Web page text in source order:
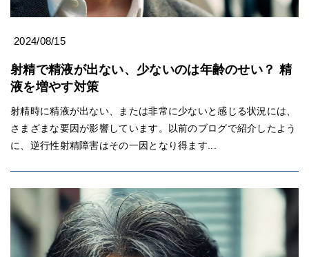
2024/08/15
射精で精液が出ない、少ないのは年齢のせい？ 精
液を増やす対策
射精時に精液が出ない、または非常に少ないと感じる状況には、
さまざまな要因が影響しています。以前のブログで紹介したよう
に、逆行性射精障害はその一因となり得ます...